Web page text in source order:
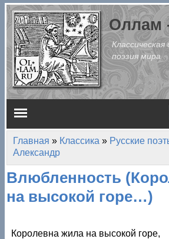
Перейти к основному содержанию
Оллам
поэзия мира
Главное меню
Вы здесь
Главная » Классика » Русские
Александр
Влюбленность
на высокой горе…)
Королевна жила на высокой горе,